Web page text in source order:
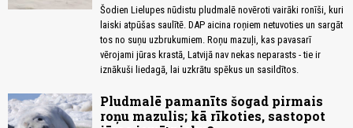
Šodien Lielupes nūdistu pludmalē novēroti vairāki ronīši, kuri
laiski atpūšas saulītē. DAP aicina roņiem netuvoties un sargāt
tos no suņu uzbrukumiem. Roņu mazuļi, kas pavasarī
vērojami jūras krastā, Latvijā nav nekas neparasts - tie ir
iznākuši liedagā, lai uzkrātu spēkus un sasildītos.
Pludmalē pamanīts šogad pirmais
roņu mazulis; kā rīkoties, sastopot